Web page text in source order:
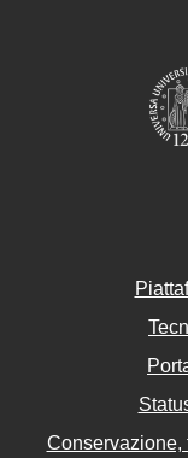
Conservazione,